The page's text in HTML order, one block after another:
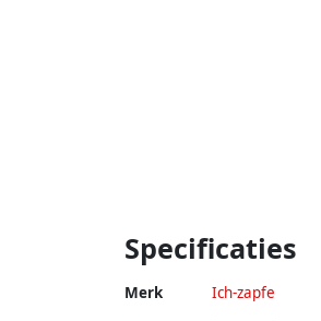
Specificaties
Merk Ich-zapfe